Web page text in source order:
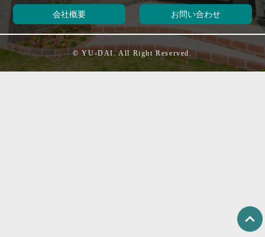
会社概要 お問い合わせ
© YU-DAI. All Right Reserved.